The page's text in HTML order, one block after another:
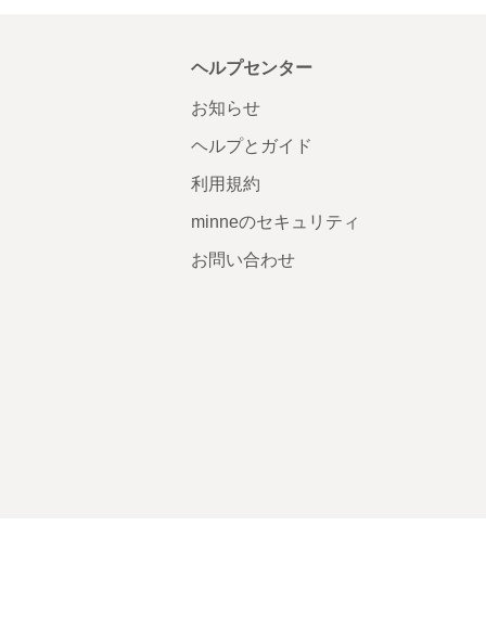
ヘルプセンター
お知らせ
ヘルプとガイド
利用規約
minneのセキュリティ
お問い合わせ